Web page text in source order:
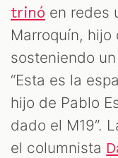
trinó en redes
Marroquín, hijo
sosteniendo
“Esta es la
hijo de Pablo
dado el M19”.
el columnista